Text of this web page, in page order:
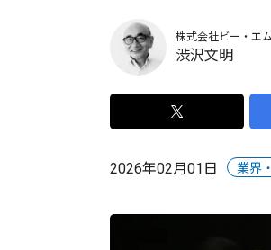
株式会社ビー・エ
渋沢文明
2026年02月01日 業界